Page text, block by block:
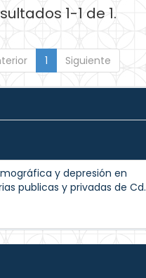
1-1 de 1.
1 Siguiente
y depresión en
publicas y privadas de Cd.